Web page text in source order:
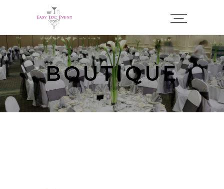
BOUTIQUE
Panneau de gestion des cookies